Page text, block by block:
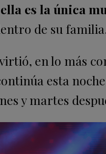
es la única
de su
en lo más
esta
y martes